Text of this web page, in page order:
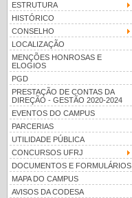
ESTRUTURA
HISTÓRICO
CONSELHO
LOCALIZAÇÃO
MENÇÕES HONROSAS E
ELOGIOS
PGD
PRESTAÇÃO DE CONTAS DA
DIREÇÃO - GESTÃO 2020-2024
EVENTOS DO CAMPUS
PARCERIAS
UTILIDADE PÚBLICA
CONCURSOS UFRJ
DOCUMENTOS E FORMULÁRIOS
MAPA DO CAMPUS
AVISOS DA CODESA
UFRJ 100 anos